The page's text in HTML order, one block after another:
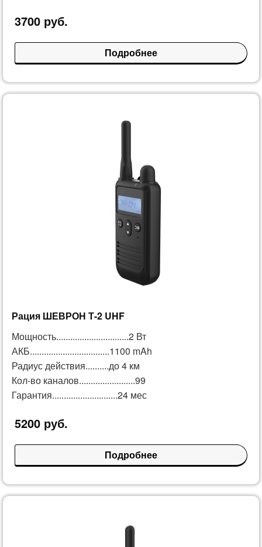
3700 руб.
Подробнее
Рация ШЕВРОН Т-2 UHF
Мощность...............................2 Вт
АКБ..................................1100 mAh
Радиус действия..........до 4 км
Кол-во каналов........................99
Гарантия............................24 мес
5200 руб.
Подробнее